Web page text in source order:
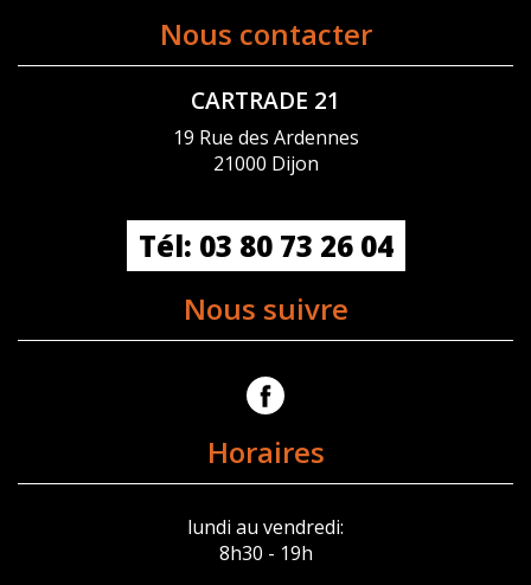
Nous contacter
CARTRADE 21
19 Rue des Ardennes
21000 Dijon
Tél: 03 80 73 26 04
Nous suivre
Horaires
lundi au vendredi:
8h30 - 19h